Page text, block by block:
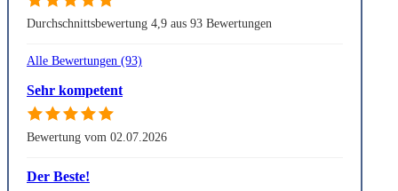
Durchschnittsbewertung 4,9 aus 93 Bewertungen
Alle Bewertungen (93)
Sehr kompetent
Bewertung vom 02.07.2026
Der Beste!